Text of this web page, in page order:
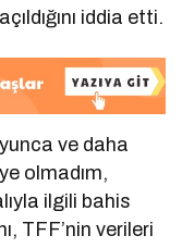
iddia etti.
ve daha
olmadım,
ilgili bahis
TFF’nin verileri